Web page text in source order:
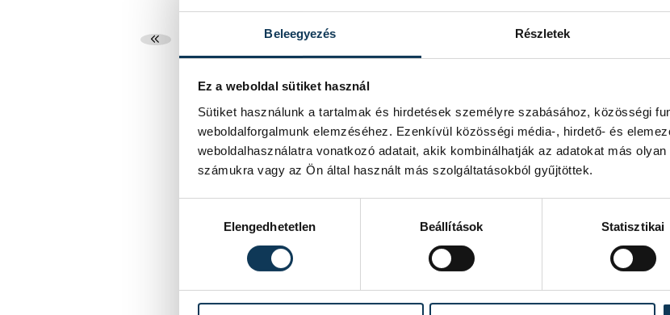
Beleegyezés Részletek
Ez a weboldal sütiket használ
Sütiket használunk a tartalmak és hirdetések személyre szabásához, közösségi
weboldalforgalmunk elemzéséhez. Ezenkívül közösségi média-, hirdető- és
weboldalhasználatra vonatkozó adatait, akik kombinálhatják az adatokat más
számukra vagy az Ön által használt más szolgáltatásokból gyűjtöttek.
Elengedhetetlen
Beállítások Statisztikai
70 71